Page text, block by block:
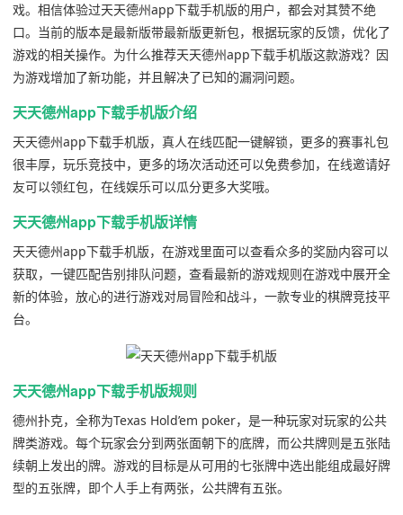
戏。相信体验过天天德州app下载手机版的用户，都会对其赞不绝
口。当前的版本是最新版带最新版更新包，根据玩家的反馈，优化了
游戏的相关操作。为什么推荐天天德州app下载手机版这款游戏？因
为游戏增加了新功能，并且解决了已知的漏洞问题。
天天德州app下载手机版介绍
天天德州app下载手机版，真人在线匹配一键解锁，更多的赛事礼包
很丰厚，玩乐竞技中，更多的场次活动还可以免费参加，在线邀请好
友可以领红包，在线娱乐可以瓜分更多大奖哦。
天天德州app下载手机版详情
天天德州app下载手机版，在游戏里面可以查看众多的奖励内容可以
获取，一键匹配告别排队问题，查看最新的游戏规则在游戏中展开全
新的体验，放心的进行游戏对局冒险和战斗，一款专业的棋牌竞技平
台。
天天德州app下载手机版规则
德州扑克，全称为Texas Hold’em poker，是一种玩家对玩家的公共
牌类游戏。每个玩家会分到两张面朝下的底牌，而公共牌则是五张陆
续朝上发出的牌。游戏的目标是从可用的七张牌中选出能组成最好牌
型的五张牌，即个人手上有两张，公共牌有五张。